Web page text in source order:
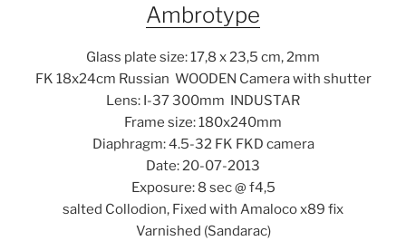
Ambrotype
Glass plate size: 17,8 x 23,5 cm, 2mm
FK 18x24cm Russian WOODEN Camera with shutter
Lens: I-37 300mm INDUSTAR
Frame size: 180x240mm
Diaphragm: 4.5-32 FK FKD camera
Date: 20-07-2013
Exposure: 8 sec @ f4,5
salted Collodion, Fixed with Amaloco x89 fix
Varnished (Sandarac)